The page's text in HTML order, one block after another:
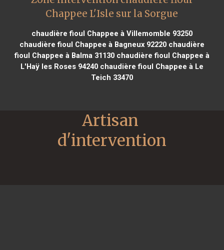
Chappee L'Isle sur la Sorgue
chaudière fioul Chappee à Villemomble 93250
chaudière fioul Chappee à Bagneux 92220chaudière
fioul Chappee à Balma 31130chaudière fioul Chappee à
L'Haÿ les Roses 94240chaudière fioul Chappee à Le
Teich 33470
Artisan
d'intervention